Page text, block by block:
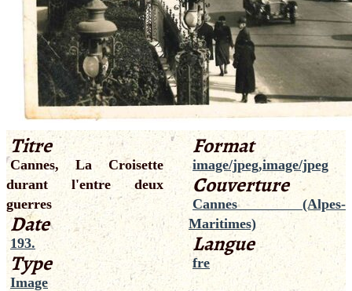
Titre
Cannes, La Croisette
durant l'entre deux
guerres
Date
193.
Type
Image
Format
image/jpeg,image/jpeg
Couverture
Cannes (Alpes-
Maritimes)
Langue
fre